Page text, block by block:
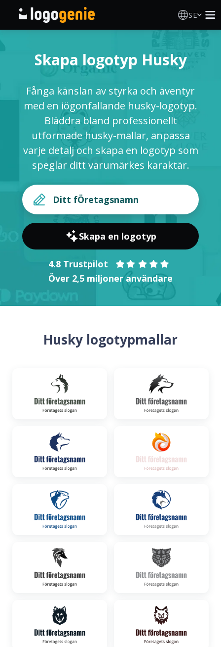
SE
AI logotypgenerator
Logotypidéer
Tryckta produkter
Om Oss
LOGGA IN
Skapa logotyp Husky
Fånga känslan av styrka och äventyr
med en iögonfallande husky-logotyp.
Bläddra bland professionellt
utformade husky-mallar, anpassa
varje detalj och skapa en logotyp som
speglar ditt varumärkes karaktär.
Skapa en logotyp
4.8 Trustpilot
Över 2,5 miljoner användare
Husky logotypmallar